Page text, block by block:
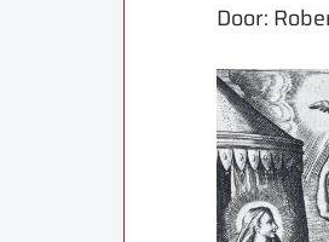
Door: